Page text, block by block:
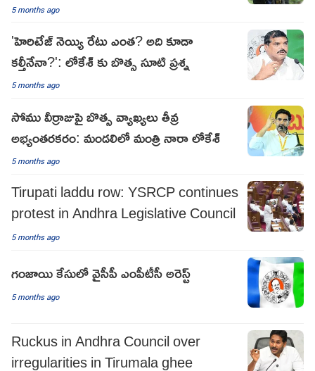
5 months ago
'హెరిటేజ్ నెయ్యి రేటు ఎంత? అది కూడా
కల్తీనేనా?': లోకేశ్ కు బొత్స సూటి ప్రశ్న
5 months ago
సోము వీర్రాజుపై బొత్స వ్యాఖ్యలు తీవ్ర
అభ్యంతరకరం: మండలిలో మంత్రి నారా లోకేశ్
5 months ago
Tirupati laddu row: YSRCP continues
protest in Andhra Legislative Council
5 months ago
గంజాయి కేసులో వైసీపీ ఎంపీటీసీ అరెస్ట్
5 months ago
Ruckus in Andhra Council over
irregularities in Tirumala ghee